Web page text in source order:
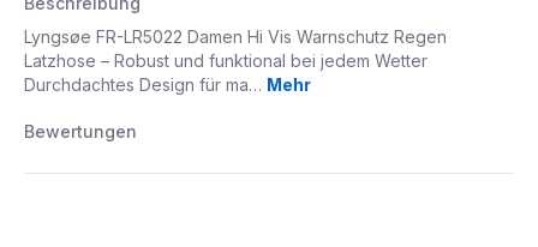
Lyngsøe FR-LR5022 Damen Hi Vis Warnschutz Regen
Latzhose – Robust und funktional bei jedem Wetter
Durchdachtes Design für ma… Mehr
Bewertungen